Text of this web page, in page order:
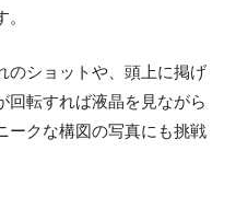
のショットや、頭上に掲げ
回転すれば液晶を見ながら
ークな構図の写真にも挑戦